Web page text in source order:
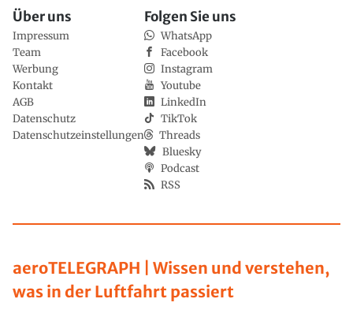
aeroTELEGRAPH | Wissen und verstehen,
was in der Luftfahrt passiert
Über uns
Impressum
Team
Werbung
Kontakt
AGB
Datenschutz
Datenschutzeinstellungen
Folgen Sie uns
WhatsApp
Facebook
Instagram
Youtube
LinkedIn
TikTok
Threads
Bluesky
Podcast
RSS